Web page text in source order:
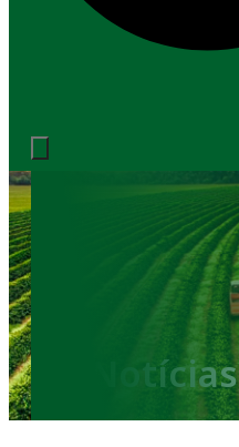
Notícias